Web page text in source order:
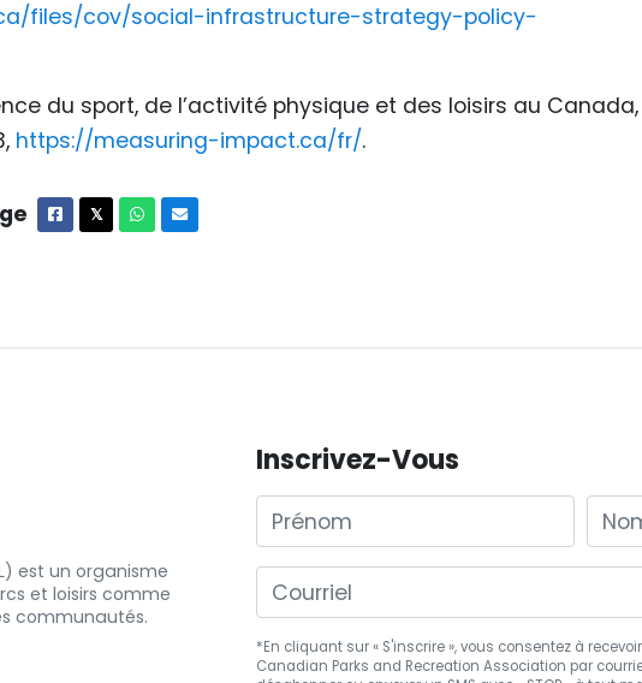
files/cov/social-infrastructure-strategy-policy-
du sport, de l’activité physique et des loisirs au Canada,
https://measuring-impact.ca/fr/.
Facebook
𝕏X Whatsapp
Courriel
est un organisme
et loisirs comme
communautés.
Inscrivez-Vous
Prénom
*En cliquant sur « S'inscrire », vous consentez à
Canadian Parks and Recreation Association par